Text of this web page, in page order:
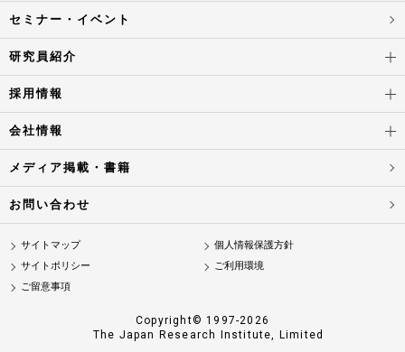
セミナー・イベント
研究員紹介
採用情報
会社情報
メディア掲載・書籍
お問い合わせ
サイトマップ
個人情報保護方針
サイトポリシー
ご利用環境
ご留意事項
Copyright© 1997-2026
The Japan Research Institute, Limited